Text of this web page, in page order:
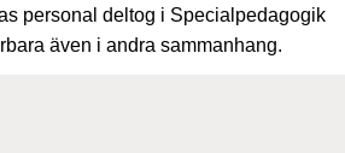
personal deltog i Specialpedagogik
även i andra sammanhang.